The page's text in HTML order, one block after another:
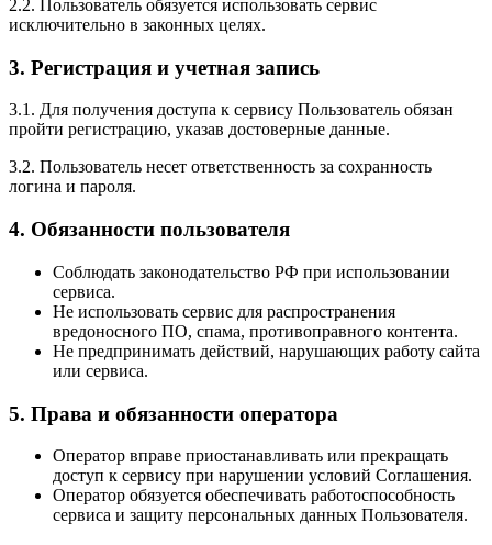
2.2. Пользователь обязуется использовать сервис
исключительно в законных целях.
3. Регистрация и учетная запись
3.1. Для получения доступа к сервису Пользователь обязан
пройти регистрацию, указав достоверные данные.
3.2. Пользователь несет ответственность за сохранность
логина и пароля.
4. Обязанности пользователя
Соблюдать законодательство РФ при использовании
сервиса.
Не использовать сервис для распространения
вредоносного ПО, спама, противоправного контента.
Не предпринимать действий, нарушающих работу сайта
или сервиса.
5. Права и обязанности оператора
Оператор вправе приостанавливать или прекращать
доступ к сервису при нарушении условий Соглашения.
Оператор обязуется обеспечивать работоспособность
сервиса и защиту персональных данных Пользователя.